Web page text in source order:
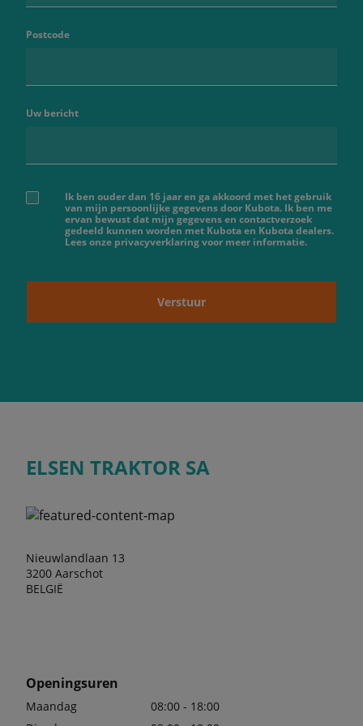
Postcode
Uw bericht
Ik ben ouder dan 16 jaar en ga akkoord met het gebruik
van mijn persoonlijke gegevens door Kubota. Ik ben me
ervan bewust dat mijn gegevens en contactverzoek
gedeeld kunnen worden met Kubota en Kubota dealers.
Lees onze privacyverklaring voor meer informatie.
Verstuur
ELSEN TRAKTOR SA
Nieuwlandlaan 13
3200 Aarschot
BELGIË
Openingsuren
Maandag
08:00 - 18:00